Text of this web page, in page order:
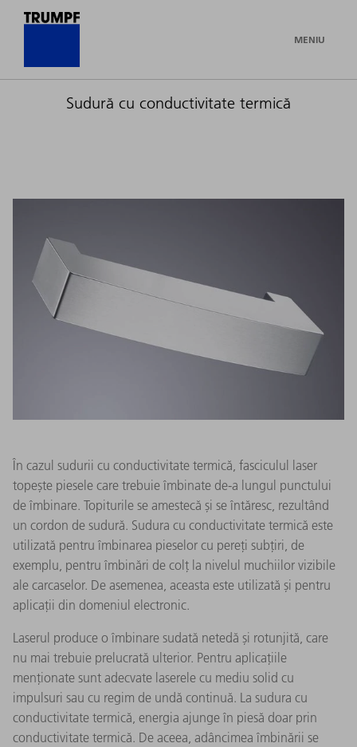
MENIU
Sudură cu conductivitate termică
În cazul sudurii cu conductivitate termică, fasciculul laser
topește piesele care trebuie îmbinate de-a lungul punctului
de îmbinare. Topiturile se amestecă și se întăresc, rezultând
un cordon de sudură. Sudura cu conductivitate termică este
utilizată pentru îmbinarea pieselor cu pereți subțiri, de
exemplu, pentru îmbinări de colț la nivelul muchiilor vizibile
ale carcaselor. De asemenea, aceasta este utilizată și pentru
aplicații din domeniul electronic.
Laserul produce o îmbinare sudată netedă și rotunjită, care
nu mai trebuie prelucrată ulterior. Pentru aplicațiile
menționate sunt adecvate laserele cu mediu solid cu
impulsuri sau cu regim de undă continuă. La sudura cu
conductivitate termică, energia ajunge în piesă doar prin
conductivitate termică. De aceea, adâncimea îmbinării se